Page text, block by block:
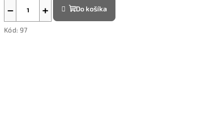
+
− Do košíka
Kód: 97